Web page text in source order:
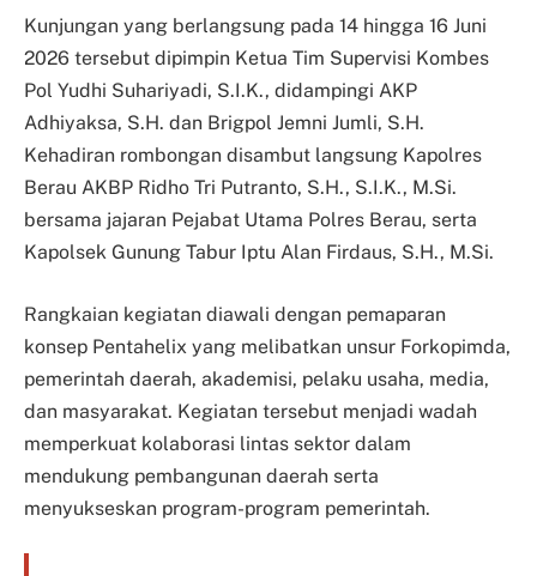
Kunjungan yang berlangsung pada 14 hingga 16 Juni
2026 tersebut dipimpin Ketua Tim Supervisi Kombes
Pol Yudhi Suhariyadi, S.I.K., didampingi AKP
Adhiyaksa, S.H. dan Brigpol Jemni Jumli, S.H.
Kehadiran rombongan disambut langsung Kapolres
Berau AKBP Ridho Tri Putranto, S.H., S.I.K., M.Si.
bersama jajaran Pejabat Utama Polres Berau, serta
Kapolsek Gunung Tabur Iptu Alan Firdaus, S.H., M.Si.
Rangkaian kegiatan diawali dengan pemaparan
konsep Pentahelix yang melibatkan unsur Forkopimda,
pemerintah daerah, akademisi, pelaku usaha, media,
dan masyarakat. Kegiatan tersebut menjadi wadah
memperkuat kolaborasi lintas sektor dalam
mendukung pembangunan daerah serta
menyukseskan program-program pemerintah.